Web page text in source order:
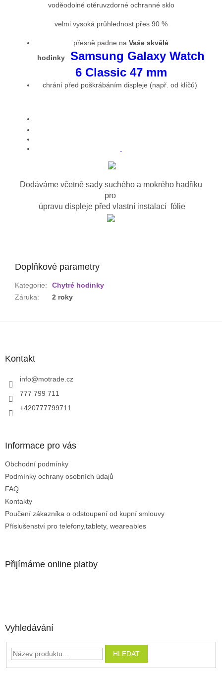
voděodolné otěruvzdorné ochranné sklo
velmi vysoká průhlednost přes 90 %
přesně padne na Vaše skvělé
hodinky
Samsung Galaxy Watch
6 Classic 47 mm
chrání před poškrábáním displeje (např. od klíčů)
Dodáváme včetně sady suchého a mokrého hadříku
pro
úpravu displeje před vlastní instalací fólie
Doplňkové parametry
Kategorie:
Chytré hodinky
Záruka: 2 roky
Kontakt
info@motrade.cz
777 799 711
+420777799711
Informace pro vás
Obchodní podmínky
Podmínky ochrany osobních údajů
FAQ
Kontakty
Poučení zákazníka o odstoupení od kupní smlouvy
Příslušenství pro telefony,tablety, weareables
Přijímáme online platby
Vyhledávání
HLEDAT